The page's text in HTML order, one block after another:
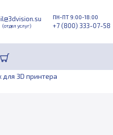
(отдел услуг)
ПН-ПТ 9:00-18:00
+7 (800) 333-07-58
для 3D принтера